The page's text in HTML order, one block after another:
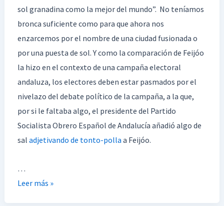
sol granadina como la mejor del mundo”. No teníamos
bronca suficiente como para que ahora nos
enzarcemos por el nombre de una ciudad fusionada o
por una puesta de sol. Y como la comparación de Feijóo
la hizo en el contexto de una campaña electoral
andaluza, los electores deben estar pasmados por el
nivelazo del debate político de la campaña, a la que,
por si le faltaba algo, el presidente del Partido
Socialista Obrero Español de Andalucía añadió algo de
sal adjetivando de tonto-polla a Feijóo.
…
Leer más »